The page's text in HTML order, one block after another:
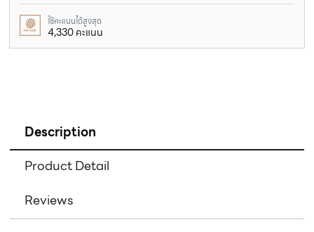
ใช้คะแนนได้สูงสุด
4,330 คะแนน
Description
Product Detail
Reviews